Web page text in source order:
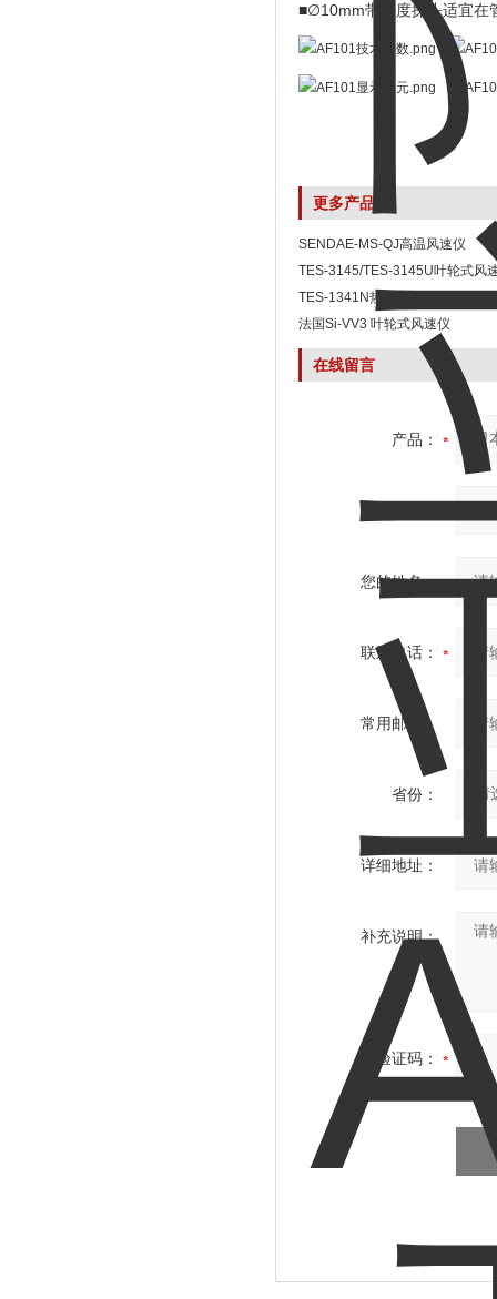
■∅10mm带刻度探头适宜在
更多产品
SENDAE-MS-QJ高温风速仪
TES-3145/TES-3145U叶轮式风
TES-1341N热线式风速计
法国Si-VV3 叶轮式风速仪
在线留言
产品：
您的姓名：
联系电话：
常用邮箱：
省份：
详细地址：
补充说明：
验证码：